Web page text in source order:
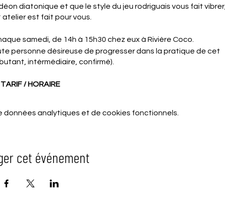
diatonique et que le style du jeu rodriguais vous fait vibrer,
atelier est fait pour vous.
samedi, de 14h à 15h30 chez eux à Rivière Coco.
personne désireuse de progresser dans la pratique de cet
intérmédiaire, confirmé).
TARIF / HORAIRE
: 1h30, de 14h à 15h30
: +230 54 570 314
analytiques et de cookies fonctionnels.
cet événement